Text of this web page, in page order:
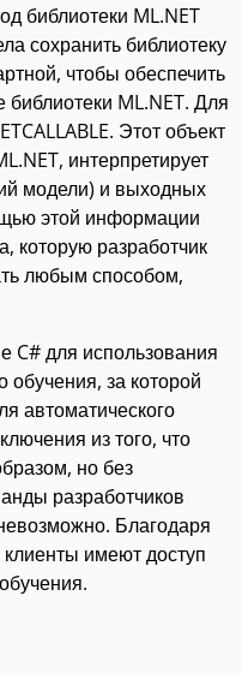
библиотеки ML.NET
сохранить библиотеку
чтобы обеспечить
ML.NET. Для
Этот объект
интерпретирует
модели) и выходных
этой информации
которую разработчик
любым способом,
C# для использования
за которой
автоматического
из того, что
но без
разработчиков
Благодаря
имеют доступ